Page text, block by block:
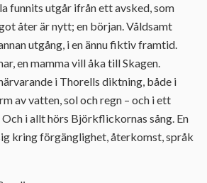
funnits utgår ifrån ett avsked, som
åter är nytt; en början. Våldsamt
utgång, i en ännu fiktiv framtid.
en mamma vill åka till Skagen.
i Thorells diktning, både i
av vatten, sol och regn – och i ett
i allt hörs Björkflickornas sång. En
kring förgänglighet, återkomst, språk